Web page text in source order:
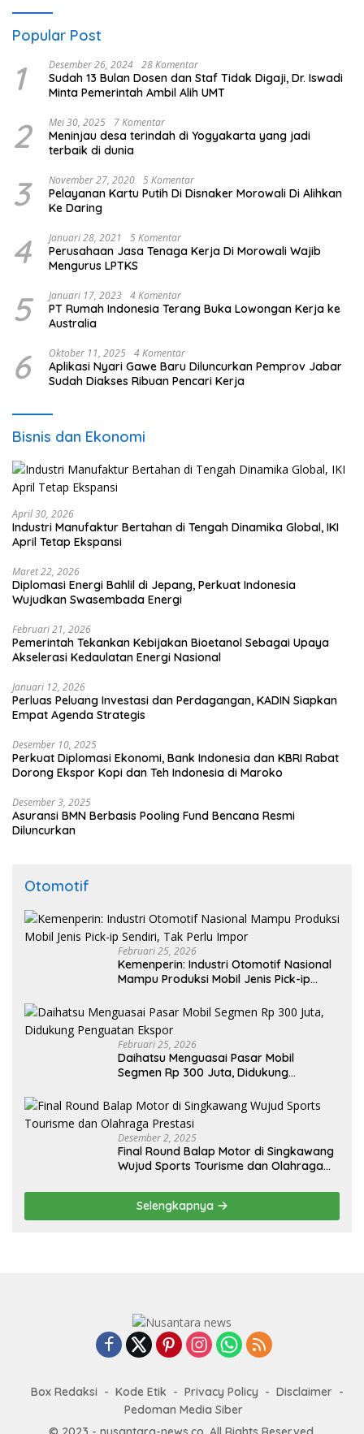
Popular Post
1 Desember 26, 2024 28 Komentar
Sudah 13 Bulan Dosen dan Staf Tidak Digaji, Dr. Iswadi
Minta Pemerintah Ambil Alih UMT
2 Mei 30, 2025 7 Komentar
Meninjau desa terindah di Yogyakarta yang jadi
terbaik di dunia
3 November 27, 2020 5 Komentar
Pelayanan Kartu Putih Di Disnaker Morowali Di Alihkan
Ke Daring
4 Januari 28, 2021 5 Komentar
Perusahaan Jasa Tenaga Kerja Di Morowali Wajib
Mengurus LPTKS
5 Januari 17, 2023 4 Komentar
PT Rumah Indonesia Terang Buka Lowongan Kerja ke
Australia
6 Oktober 11, 2025 4 Komentar
Aplikasi Nyari Gawe Baru Diluncurkan Pemprov Jabar
Sudah Diakses Ribuan Pencari Kerja
Bisnis dan Ekonomi
April 30, 2026
Industri Manufaktur Bertahan di Tengah Dinamika Global, IKI
April Tetap Ekspansi
Maret 22, 2026
Diplomasi Energi Bahlil di Jepang, Perkuat Indonesia
Wujudkan Swasembada Energi
Februari 21, 2026
Pemerintah Tekankan Kebijakan Bioetanol Sebagai Upaya
Akselerasi Kedaulatan Energi Nasional
Januari 12, 2026
Perluas Peluang Investasi dan Perdagangan, KADIN Siapkan
Empat Agenda Strategis
Desember 10, 2025
Perkuat Diplomasi Ekonomi, Bank Indonesia dan KBRI Rabat
Dorong Ekspor Kopi dan Teh Indonesia di Maroko
Desember 3, 2025
Asuransi BMN Berbasis Pooling Fund Bencana Resmi
Diluncurkan
Otomotif
Februari 25, 2026
Kemenperin: Industri Otomotif Nasional
Mampu Produksi Mobil Jenis Pick-ip
Februari 25, 2026
Daihatsu Menguasai Pasar Mobil
Segmen Rp 300 Juta, Didukung
Desember 2, 2025
Final Round Balap Motor di Singkawang
Wujud Sports Tourisme dan Olahraga
Selengkapnya
Box Redaksi Kode Etik Privacy Policy
Disclaimer
Pedoman Media Siber